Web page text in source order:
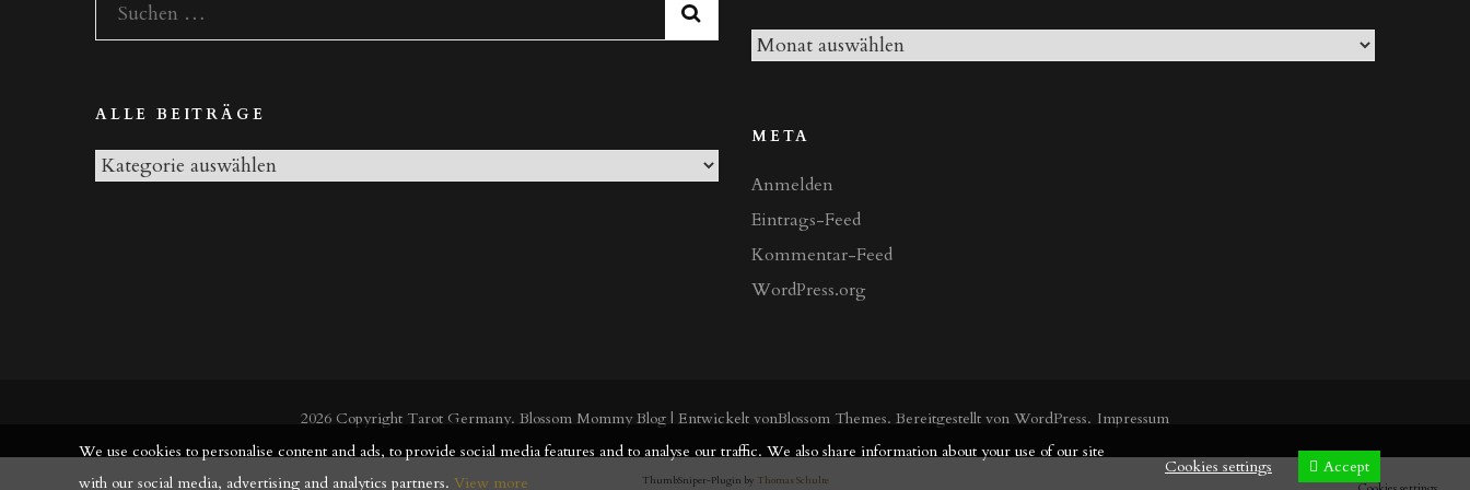
Suchen
nach:
ALLE BEITRÄGE
Alle
Archiv
META
Anmelden
Eintrags-Feed
Kommentar-Feed
WordPress.org
2026 Copyright Tarot Germany. Blossom Mommy Blog | Entwickelt vonBlossom Themes. Bereitgestellt von WordPress. Impressum
ThumbSniper-Plugin by Thomas Schulte
We use cookies to personalise content and ads, to provide social media features and to analyse our traffic. We also share information about your use of our site
with our social media, advertising and analytics partners. View more
Cookies settings Accept